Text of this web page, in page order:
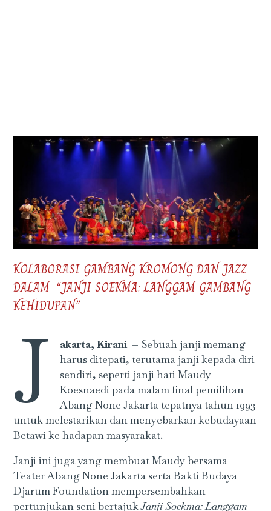
KOLABORASI GAMBANG KROMONG DAN JAZZ
DALAM “JANJI SOEKMA: LANGGAM GAMBANG
KEHIDUPAN”
J akarta, Kirani – Sebuah janji memang
harus ditepati, terutama janji kepada diri
sendiri, seperti janji hati Maudy
Koesnaedi pada malam final pemilihan
Abang None Jakarta tepatnya tahun 1993
untuk melestarikan dan menyebarkan kebudayaan
Betawi ke hadapan masyarakat.
Janji ini juga yang membuat Maudy bersama
Teater Abang None Jakarta serta Bakti Budaya
Djarum Foundation mempersembahkan
pertunjukan seni bertajukJanji Soekma: Langgam